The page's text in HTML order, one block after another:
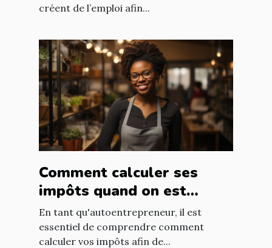
créent de l’emploi afin...
Comment calculer ses
impôts quand on est
autoentrepreneur ?
En tant qu'autoentrepreneur, il est
essentiel de comprendre comment
calculer vos impôts afin de...